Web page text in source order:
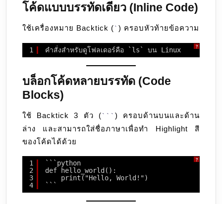
โค้ดแบบบรรทัดเดียว (Inline Code)
ใช้เครื่องหมาย Backtick ( ` ) ครอบหัวท้ายข้อความ
?
1 คำสั่งสำหรับดูโฟลเดอร์คือ `ls` บน Linux
บล็อกโค้ดหลายบรรทัด (Code
Blocks)
ใช้ Backtick 3 ตัว ( ``` ) ครอบด้านบนและด้าน
ล่าง และสามารถใส่ชื่อภาษาเพื่อทำ Highlight สี
ของโค้ดได้ด้วย
?
1
2
3
4
```python
def hello_world():
print("Hello, World!")
```